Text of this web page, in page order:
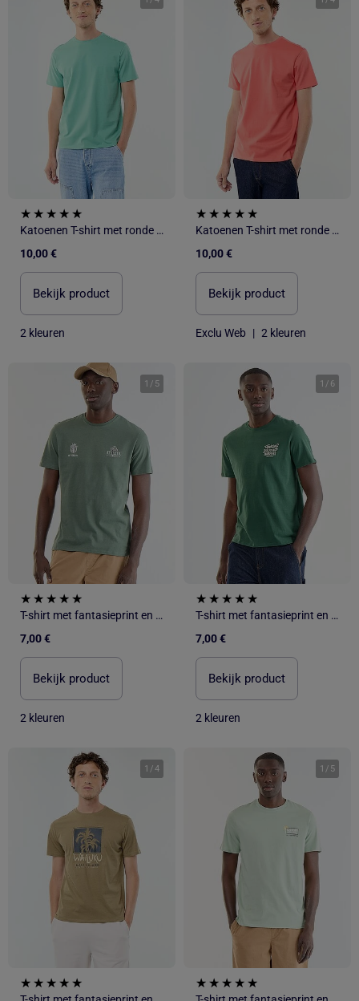
Katoenen T-shirt met ronde hals
10,00 €
Bekijk product
2 kleuren
Katoenen T-shirt met ronde hals
10,00 €
Bekijk product
Exclu Web | 2 kleuren
1 / 5
T-shirt met fantasieprint en korte mouwen
7,00 €
Bekijk product
2 kleuren
1 / 6
T-shirt met fantasieprint en korte mouwen
7,00 €
Bekijk product
2 kleuren
1 /4 1 / 5